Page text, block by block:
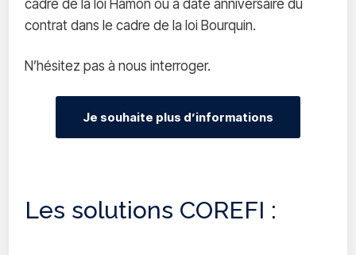
cadre de la loi Hamon ou à date anniversaire du
contrat dans le cadre de la loi Bourquin.
N’hésitez pas à nous interroger.
Je souhaite plus d’informations
Les solutions COREFI :